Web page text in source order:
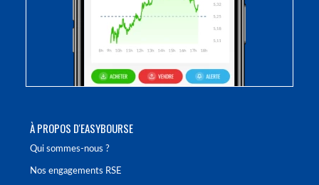
À PROPOS D'EASYBOURSE
Qui sommes-nous ?
Nos engagements RSE